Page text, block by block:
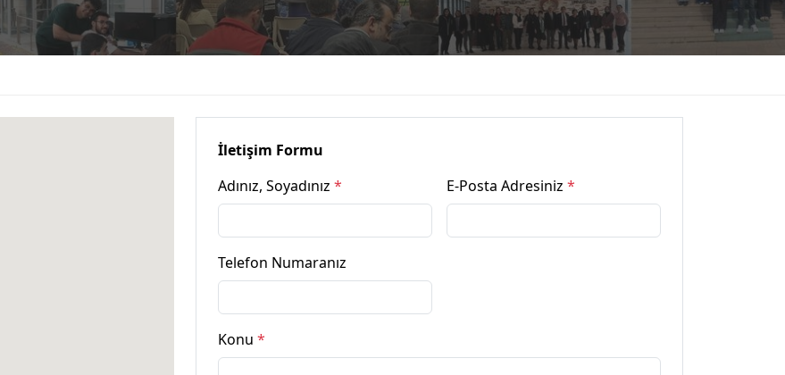
İletişim Formu
Adınız, Soyadınız * E-Posta Adresiniz *
Telefon Numaranız
Konu *